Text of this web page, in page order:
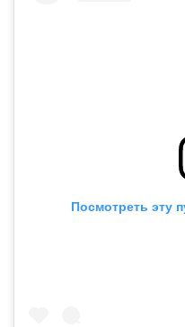
Посмотреть эту